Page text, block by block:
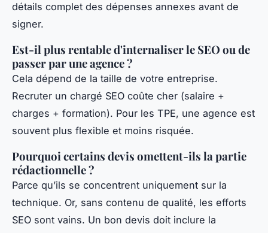
détails complet des dépenses annexes avant de
signer.
Est-il plus rentable d'internaliser le SEO ou de
passer par une agence ?
Cela dépend de la taille de votre entreprise.
Recruter un chargé SEO coûte cher (salaire +
charges + formation). Pour les TPE, une agence est
souvent plus flexible et moins risquée.
Pourquoi certains devis omettent-ils la partie
rédactionnelle ?
Parce qu’ils se concentrent uniquement sur la
technique. Or, sans contenu de qualité, les efforts
SEO sont vains. Un bon devis doit inclure la